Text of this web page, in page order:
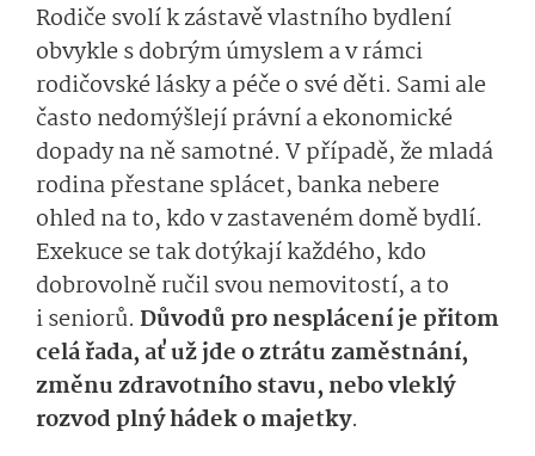
Rodiče svolí k zástavě vlastního bydlení
obvykle s dobrým úmyslem a v rámci
rodičovské lásky a péče o své děti. Sami ale
často nedomýšlejí právní a ekonomické
dopady na ně samotné. V případě, že mladá
rodina přestane splácet, banka nebere
ohled na to, kdo v zastaveném domě bydlí.
Exekuce se tak dotýkají každého, kdo
dobrovolně ručil svou nemovitostí, a to
i seniorů. Důvodů pro nesplácení je přitom
celá řada, ať už jde o ztrátu zaměstnání,
změnu zdravotního stavu, nebo vleklý
rozvod plný hádek o majetky.